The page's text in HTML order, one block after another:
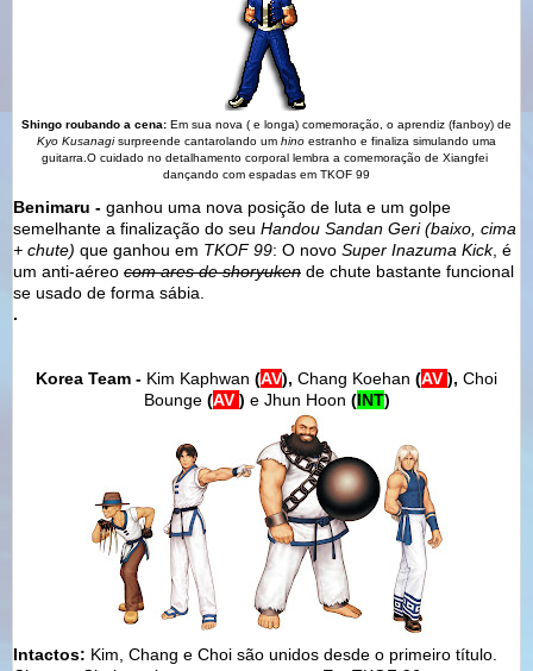
Shingo roubando a cena: Em sua nova ( e longa) comemoração, o aprendiz (fanboy) de
Kyo Kusanagisurpreende cantarolando um hino estranho e finaliza simulando uma
guitarra.O cuidado no detalhamento corporal lembra a comemoração de Xiangfei
dançando com espadas em TKOF 99
Benimaru - ganhou uma nova posição de luta e um golpe
semelhante a finalização do seu Handou Sandan Geri (baixo, cima
+ chute) que ganhou em TKOF 99: O novo Super Inazuma Kick, é
um anti-aéreo com ares de shoryuken de chute bastante funcional
se usado de forma sábia.
.
Korea Team - Kim Kaphwan (AV), Chang Koehan (AV ), Choi
Bounge(AV ) e Jhun Hoon (INT)
Intactos: Kim, Chang e Choi são unidos desde o primeiro título.